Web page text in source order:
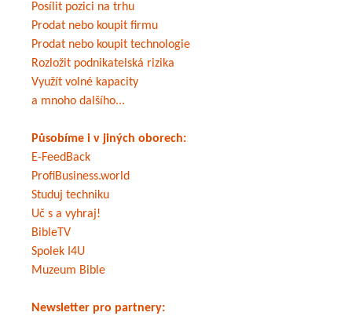
Posílit pozici na trhu
Prodat nebo koupit firmu
Prodat nebo koupit technologie
Rozložit podnikatelská rizika
Využít volné kapacity
a mnoho dalšího...
Působíme i v jiných oborech:
E-FeedBack
ProfiBusiness.world
Studuj techniku
Uč s a vyhraj!
BibleTV
Spolek I4U
Muzeum Bible
Newsletter pro partnery: